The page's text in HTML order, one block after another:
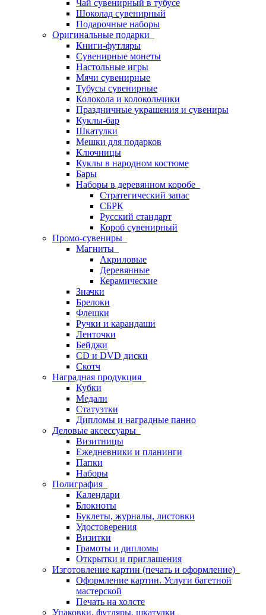
Чай сувенирный в тубусе
Шоколад сувенирный
Подарочные наборы
Оригинальные подарки
Книги-футляры
Сувенирные монеты
Настольные игры
Мячи сувенирные
Тубусы сувенирные
Колокола и колокольчики
Праздничные украшения и сувениры
Куклы-бар
Шкатулки
Мешки для подарков
Ключницы
Куклы в народном костюме
Бары
Наборы в деревянном коробе
Стратегический запас
СБРК
Русский стандарт
Короб сувенирный
Промо-сувениры
Магниты
Акриловые
Деревянные
Керамические
Значки
Брелоки
Флешки
Ручки и карандаши
Ленточки
Бейджи
CD и DVD диски
Скотч
Наградная продукция
Кубки
Медали
Статуэтки
Дипломы и наградные панно
Деловые аксессуары
Визитницы
Ежедневники и планинги
Папки
Наборы
Полиграфия
Календари
Блокноты
Буклеты, журналы, листовки
Удостоверения
Визитки
Грамоты и дипломы
Открытки и приглашения
Изготовление картин (печать и оформление)
Оформление картин. Услуги багетной
мастерской
Печать на холсте
Упаковки, футляры, шкатулки